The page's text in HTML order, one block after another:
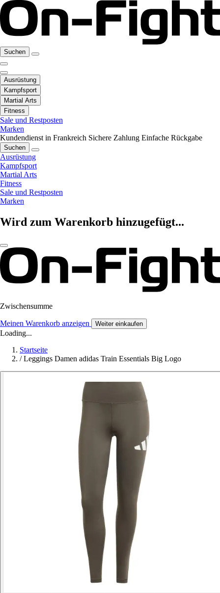
Suchen
Ausrüstung
Kampfsport
Martial Arts
Fitness
Sale und Restposten
Marken
Kundendienst in Frankreich Sichere Zahlung Einfache Rückgabe
Suchen
Ausrüstung
Kampfsport
Martial Arts
Fitness
Sale und Restposten
Marken
Wird zum Warenkorb hinzugefügt...
Zwischensumme
Meinen Warenkorb anzeigen Weiter einkaufen
Loading...
Startseite
/ Leggings Damen adidas Train Essentials Big Logo